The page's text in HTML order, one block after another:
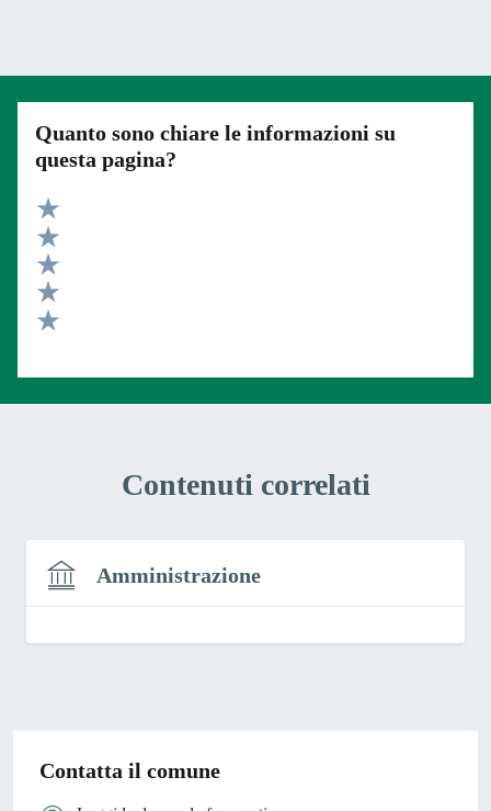
Quanto sono chiare le informazioni su
questa pagina?
Valuta 5 stelle su 5
Valuta 4 stelle su 5
Valuta 3 stelle su 5
Valuta 2 stelle su 5
Contenuti correlati
Amministrazione
Contatta il comune